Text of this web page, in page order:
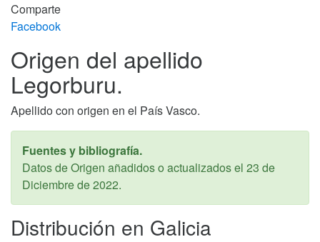
Comparte
Facebook
Origen del apellido
Legorburu.
Apellido con origen en el País Vasco.
Fuentes y bibliografía.
Datos de Origen añadidos o actualizados el 23 de
Diciembre de 2022.
Distribución en Galicia